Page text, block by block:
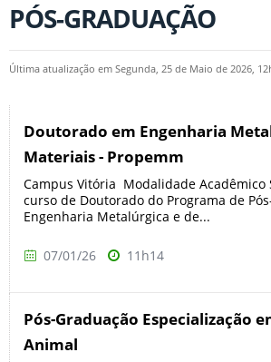
PÓS-GRADUAÇÃO
Última atualização em Segunda, 25 de Maio de 2026,
Doutorado em Engenharia
Materiais - Propemm
Campus Vitória Modalidade Acadêmico
curso de Doutorado do Programa de
Engenharia Metalúrgica e de...
07/01/26 11h14
Pós-Graduação Especialização
Animal